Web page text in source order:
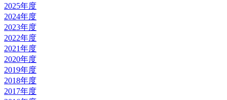
2025年度
2024年度
2023年度
2022年度
2021年度
2020年度
2019年度
2018年度
2017年度